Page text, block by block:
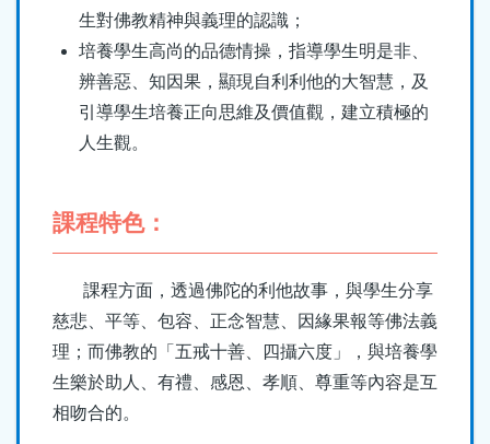
生對佛教精神與義理的認識；
培養學生高尚的品德情操，指導學生明是非、
辨善惡、知因果，顯現自利利他的大智慧，及
引導學生培養正向思維及價值觀，建立積極的
人生觀。
課程特色：
課程方面，透過佛陀的利他故事，與學生分享
慈悲、平等、包容、正念智慧、因緣果報等佛法義
理；而佛教的「五戒十善、四攝六度」，與培養學
生樂於助人、有禮、感恩、孝順、尊重等內容是互
相吻合的。